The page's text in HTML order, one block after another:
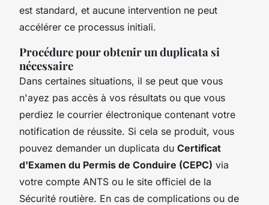
est standard, et aucune intervention ne peut
accélérer ce processus initiali.
Procédure pour obtenir un duplicata si
nécessaire
Dans certaines situations, il se peut que vous
n'ayez pas accès à vos résultats ou que vous
perdiez le courrier électronique contenant votre
notification de réussite. Si cela se produit, vous
pouvez demander un duplicata du Certificat
d'Examen du Permis de Conduire (CEPC) via
votre compte ANTS ou le site officiel de la
Sécurité routière. En cas de complications ou de